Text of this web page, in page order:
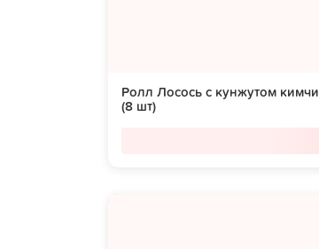
Ролл Лосось с кунжутом кимчи
(8 шт)